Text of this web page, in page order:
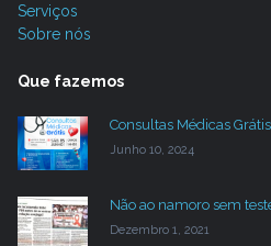
Serviços
Sobre nós
Que fazemos
Consultas Médicas Grátis
Junho 10, 2024
Não ao namoro sem
Dezembro 1, 2021